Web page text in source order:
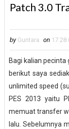
Patch 3.0
by Guntara on
Bagi kalian
berikut saya
unlimited speed
PES 2013 yaitu
memuat transfer
lalu. Sebelumnya